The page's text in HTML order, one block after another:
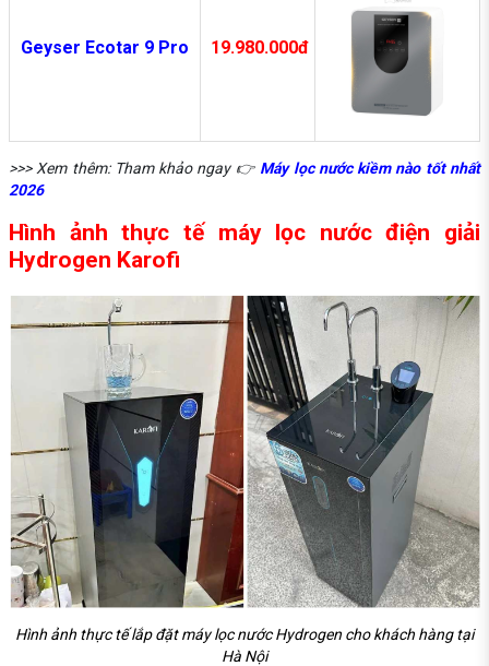
Geyser Ecotar 9 Pro 19.980.000đ
>>> Xem thêm: Tham khảo ngay 👉 Máy lọc nước kiềm nào tốt nhất
2026
Hình ảnh thực tế máy lọc nước điện giải
Hydrogen Karofi
Hình ảnh thực tế lắp đặt máy lọc nước Hydrogen cho khách hàng tại
Hà Nội